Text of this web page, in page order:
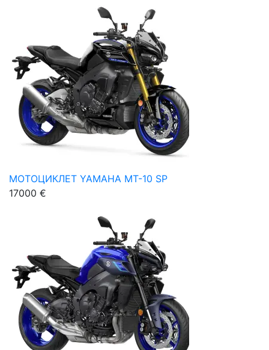
МОТОЦИКЛЕТ YAMAHA MT-10 SP
17000 €